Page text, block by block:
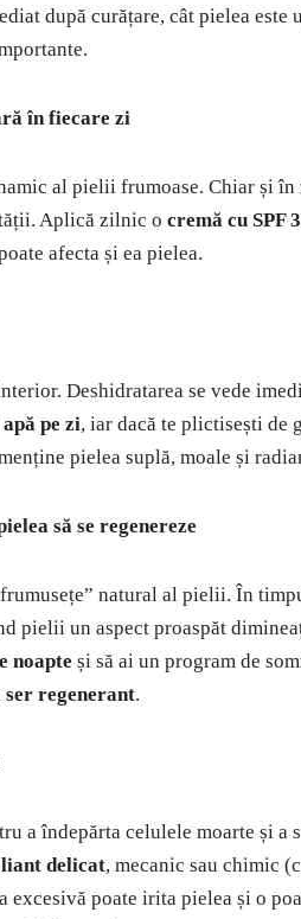
după curățare, cât pielea este
în fiecare zi
al pielii frumoase. Chiar și
Aplică zilnic o cremă cu SPF
afecta și ea pielea.
Deshidratarea se vede
pe zi, iar dacă te plictisești de
pielea suplă, moale și
să se regenereze
natural al pielii. În
pielii un aspect proaspăt
noapte și să ai un program de
ser regenerant.
a îndepărta celulele moarte și a
delicat, mecanic sau chimic
poate irita pielea și o